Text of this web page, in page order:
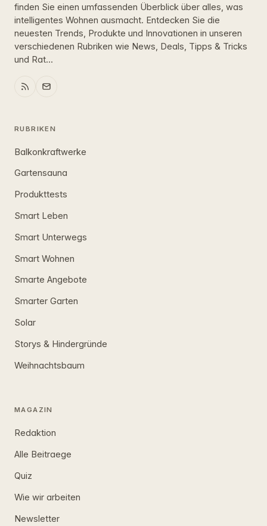
finden Sie einen umfassenden Überblick über alles, was
intelligentes Wohnen ausmacht. Entdecken Sie die
neuesten Trends, Produkte und Innovationen in unseren
verschiedenen Rubriken wie News, Deals, Tipps & Tricks
und Rat...
RUBRIKEN
Balkonkraftwerke
Gartensauna
Produkttests
Smart Leben
Smart Unterwegs
Smart Wohnen
Smarte Angebote
Smarter Garten
Solar
Storys & Hindergründe
Weihnachtsbaum
MAGAZIN
Redaktion
Alle Beitraege
Quiz
Wie wir arbeiten
Newsletter